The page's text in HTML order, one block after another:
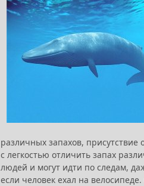
различных запахов,
с легкостью отличить запах
людей и могут идти по следам,
если человек ехал на